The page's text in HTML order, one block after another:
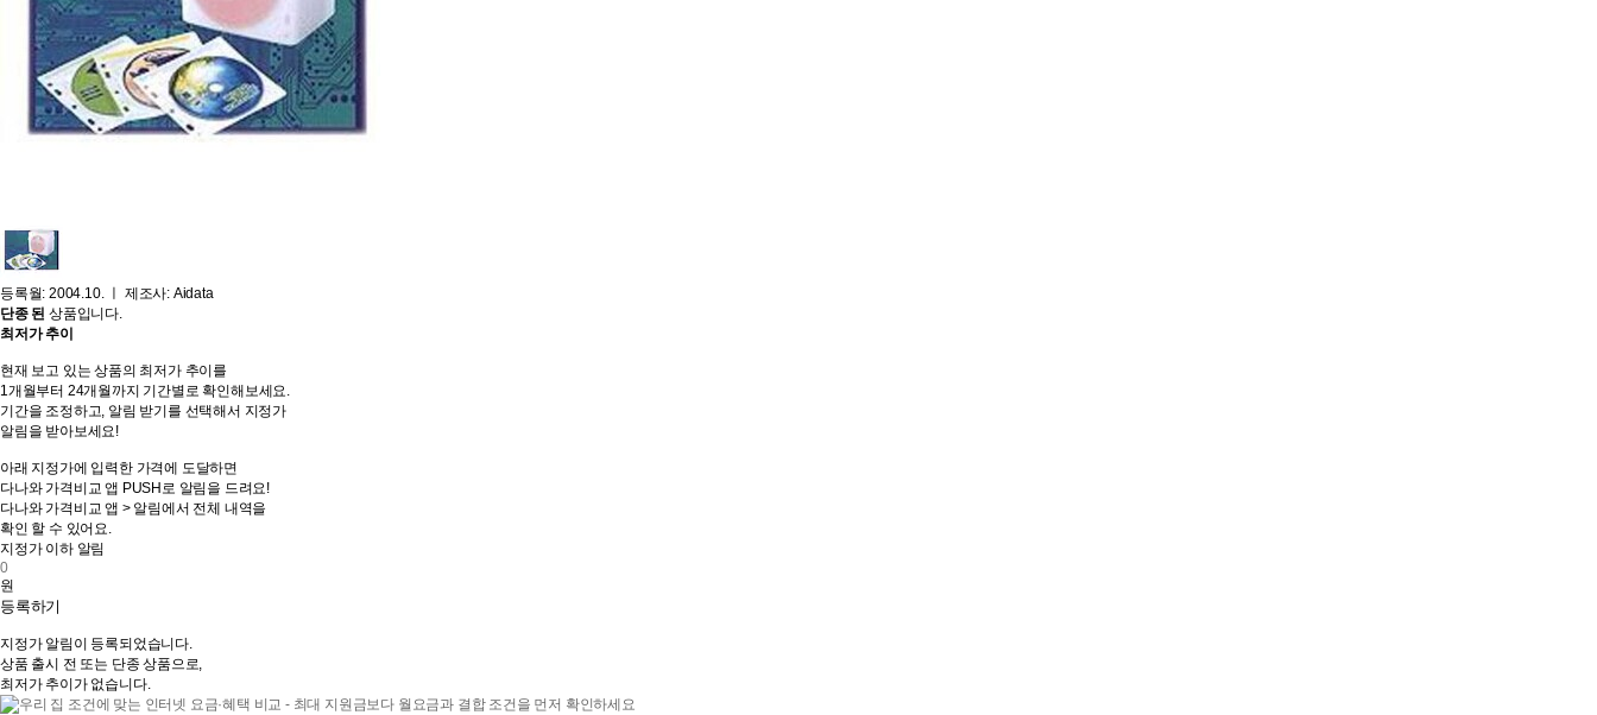
등록월: 2004.10.
제조사: Aidata
단종 된 상품입니다.
최저가 추이
툴
팁
보
기
현재 보고 있는 상품의 최저가 추이를
1개월부터 24개월까지 기간별로 확인해보세요.
기간을 조정하고, 알림 받기를 선택해서 지정가
알림을 받아보세요!
알
림
받
기
아래 지정가에 입력한 가격에 도달하면
다나와 가격비교 앱 PUSH로 알림을 드려요!
다나와 가격비교 앱 > 알림에서 전체 내역을
확인 할 수 있어요.
지정가 이하 알림
원
등록하기
닫
기
지정가 알림이 등록되었습니다.
상품 출시 전 또는 단종 상품으로,
최저가 추이가 없습니다.